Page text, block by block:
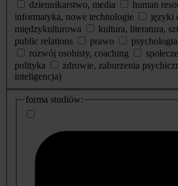
dziennikarstwo, media
human
informatyka, nowe technologie
języki
międzykulturowa
kultura, literatura,
public relations
prawo psychologia
rozwój osobisty, coaching
polityka
zdrowie, zaburzenia
inteligencja)
dodatkowe
informacje
forma studiów: